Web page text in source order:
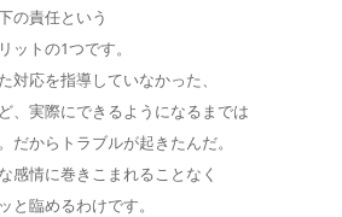
の責任という
ットの1つです。
対応を指導していなかった、
、実際にできるようになるまでは
だからトラブルが起きたんだ。
感情に巻きこまれることなく
と臨めるわけです。